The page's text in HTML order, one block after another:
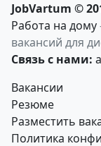
JobVartum ©
Работа на дому
вакансий для
Связь с нами:
Вакансии
Резюме
Разместить
Политика